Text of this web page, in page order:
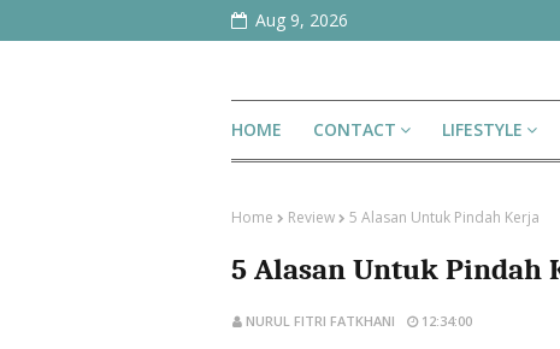
Aug 9, 2026
HOME CONTACT LIFESTYLE
Home Review 5 Alasan Untuk Pindah Kerja
5 Alasan Untuk Pindah
NURUL FITRI FATKHANI 12:34:00